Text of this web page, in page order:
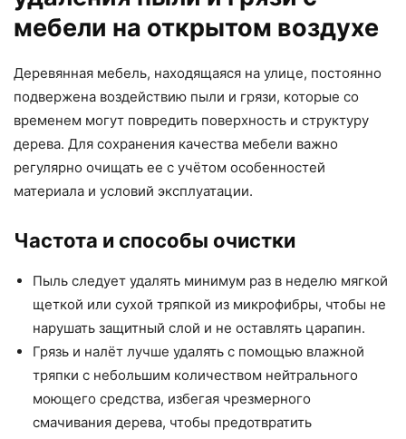
мебели на открытом воздухе
Деревянная мебель, находящаяся на улице, постоянно
подвержена воздействию пыли и грязи, которые со
временем могут повредить поверхность и структуру
дерева. Для сохранения качества мебели важно
регулярно очищать ее с учётом особенностей
материала и условий эксплуатации.
Частота и способы очистки
Пыль следует удалять минимум раз в неделю мягкой
щеткой или сухой тряпкой из микрофибры, чтобы не
нарушать защитный слой и не оставлять царапин.
Грязь и налёт лучше удалять с помощью влажной
тряпки с небольшим количеством нейтрального
моющего средства, избегая чрезмерного
смачивания дерева, чтобы предотвратить